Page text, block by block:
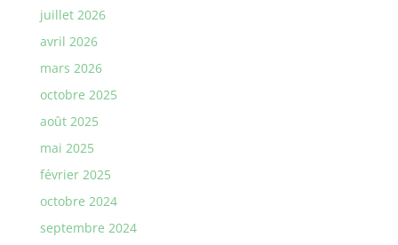
juillet 2026
avril 2026
mars 2026
octobre 2025
août 2025
mai 2025
février 2025
octobre 2024
septembre 2024